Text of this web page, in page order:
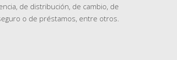
de distribución, de cambio, de
o de préstamos, entre otros.